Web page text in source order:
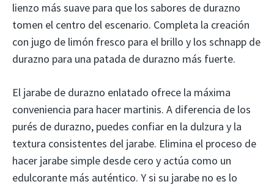
lienzo más suave para que los sabores de durazno
tomen el centro del escenario. Completa la creación
con jugo de limón fresco para el brillo y los schnapp de
durazno para una patada de durazno más fuerte.
El jarabe de durazno enlatado ofrece la máxima
conveniencia para hacer martinis. A diferencia de los
purés de durazno, puedes confiar en la dulzura y la
textura consistentes del jarabe. Elimina el proceso de
hacer jarabe simple desde cero y actúa como un
edulcorante más auténtico. Y si su jarabe no es lo